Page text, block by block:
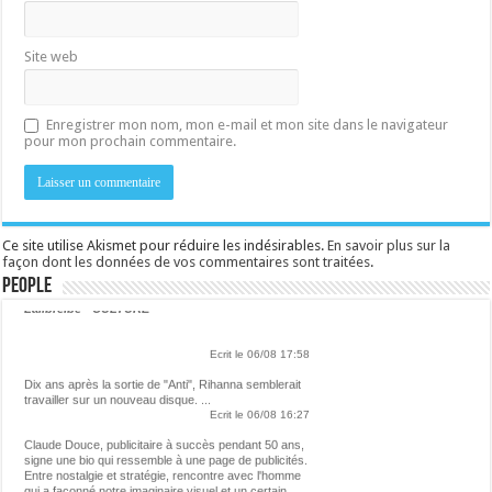
Site web
Enregistrer mon nom, mon e-mail et mon site dans le navigateur
pour mon prochain commentaire.
Ce site utilise Akismet pour réduire les indésirables.En savoir plus sur la
façon dont les données de vos commentaires sont traitées.
People
Dix ans après la sortie de "Anti", Rihanna semblerait
travailler sur un nouveau disque. ...
Ecrit le 06/08 16:27
Claude Douce, publicitaire à succès pendant 50 ans,
signe une bio qui ressemble à une page de publicités.
Entre nostalgie et stratégie, rencontre avec l'homme
qui a façonné notre imaginaire visuel et un certain